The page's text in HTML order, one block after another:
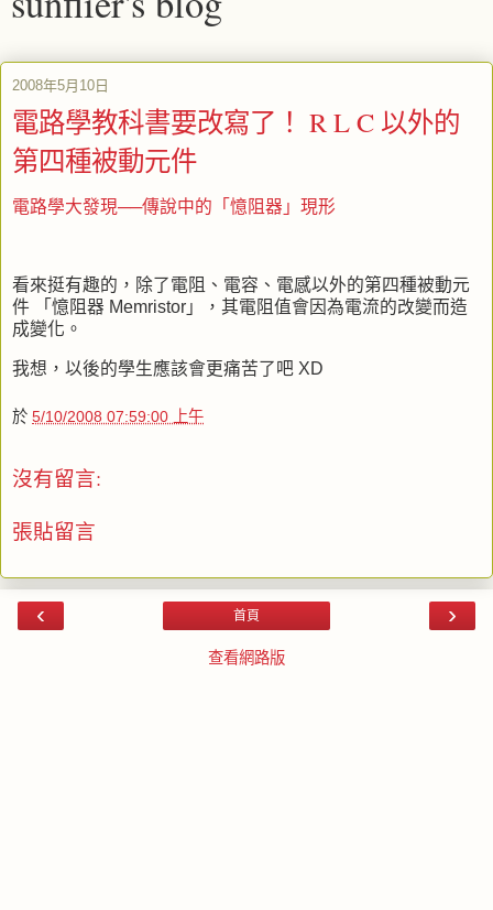
2008年5月10日
電路學教科書要改寫了！ R L C 以外的
第四種被動元件
電路學大發現──傳說中的「憶阻器」現形
看來挺有趣的，除了電阻、電容、電感以外的第四種被動元
件 「憶阻器 Memristor」，其電阻值會因為電流的改變而造
成變化。
我想，以後的學生應該會更痛苦了吧 XD
於 5/10/2008 07:59:00 上午
沒有留言:
張貼留言
‹ ›
首頁
查看網路版